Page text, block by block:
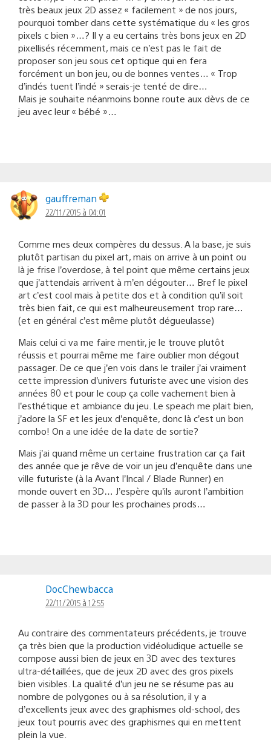
très beaux jeux 2D assez « facilement » de nos jours,
pourquoi tomber dans cette systématique du « les gros
pixels c bien »…? Il y a eu certains très bons jeux en 2D
pixellisés récemment, mais ce n’est pas le fait de
proposer son jeu sous cet optique qui en fera
forcément un bon jeu, ou de bonnes ventes… « Trop
d’indés tuent l’indé » serais-je tenté de dire…
Mais je souhaite néanmoins bonne route aux dèvs de ce
jeu avec leur « bébé »…
gauffreman
22/11/2015 à 04:01
Comme mes deux compères du dessus. A la base, je suis
plutôt partisan du pixel art, mais on arrive à un point ou
là je frise l’overdose, à tel point que même certains jeux
que j’attendais arrivent à m’en dégouter… Bref le pixel
art c’est cool mais à petite dos et à condition qu’il soit
très bien fait, ce qui est malheureusement trop rare…
(et en général c’est même plutôt dégueulasse)
Mais celui ci va me faire mentir, je le trouve plutôt
réussis et pourrai même me faire oublier mon dégout
passager. De ce que j’en vois dans le trailer j’ai vraiment
cette impression d’univers futuriste avec une vision des
années 80 et pour le coup ça colle vachement bien à
l’esthétique et ambiance du jeu. Le speach me plait bien,
j’adore la SF et les jeux d’enquête, donc là c’est un bon
combo! On a une idée de la date de sortie?
Mais j’ai quand même un certaine frustration car ça fait
des année que je rêve de voir un jeu d’enquête dans une
ville futuriste (à la Avant l’Incal / Blade Runner) en
monde ouvert en 3D… J’espère qu’ils auront l’ambition
de passer à la 3D pour les prochaines prods…
DocChewbacca
22/11/2015 à 12:55
Au contraire des commentateurs précédents, je trouve
ça très bien que la production vidéoludique actuelle se
compose aussi bien de jeux en 3D avec des textures
ultra-détaillées, que de jeux 2D avec des gros pixels
bien visibles. La qualité d’un jeu ne se résume pas au
nombre de polygones ou à sa résolution, il y a
d’excellents jeux avec des graphismes old-school, des
jeux tout pourris avec des graphismes qui en mettent
plein la vue.